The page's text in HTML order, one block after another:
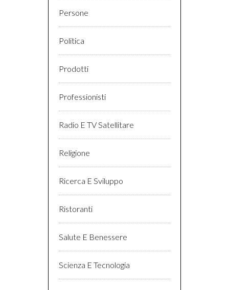
Persone
Politica
Prodotti
Professionisti
Radio E TV Satellitare
Religione
Ricerca E Sviluppo
Ristoranti
Salute E Benessere
Scienza E Tecnologia